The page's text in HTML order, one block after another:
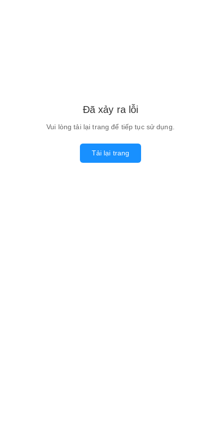
Đã xảy ra lỗi
Vui lòng tải lại trang để tiếp tục sử dụng.
Tải lại trang